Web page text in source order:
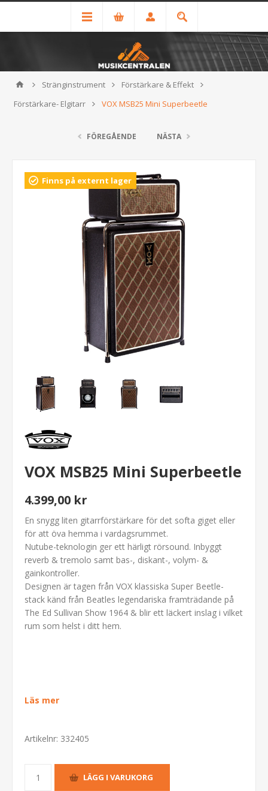
Stränginstrument
Förstärkare & Effekt
Förstärkare- Elgitarr
VOX MSB25 Mini Superbeetle
FÖREGÅENDE NÄSTA
Finns på externt lager
VOX MSB25 Mini Superbeetle
4.399,00 kr
En snygg liten gitarrförstärkare för det softa giget eller
för att öva hemma i vardagsrummet.
Nutube-teknologin ger ett härligt rörsound. Inbyggt
reverb & tremolo samt bas-, diskant-, volym- &
gainkontroller.
Designen är tagen från VOX klassiska Super Beetle-
stack känd från Beatles legendariska framträdande på
The Ed Sullivan Show 1964 & blir ett läckert inslag i vilket
rum som helst i ditt hem.
Läs mer
Artikelnr: 332405